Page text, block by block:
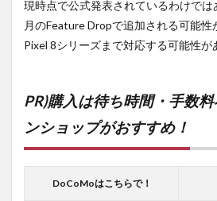
現時点で公式発表されているわけで
月のFeature Dropで追加される可能性
Pixel 8シリーズまで対応する可能性が
PR)購入は待ち時間・手数
ンショップがおすすめ！
DoCoMoはこちらで！